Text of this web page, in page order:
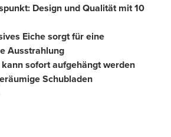
Design und Qualität mit 10
Eiche sorgt für eine
Ausstrahlung
sofort aufgehängt werden
Schubladen